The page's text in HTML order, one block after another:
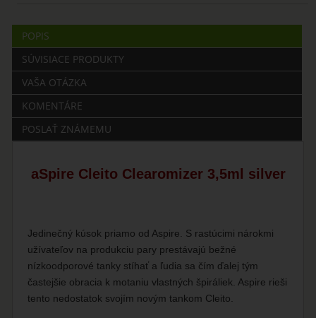
POPIS
SÚVISIACE PRODUKTY
VAŠA OTÁZKA
KOMENTÁRE
POSLAŤ ZNÁMEMU
aSpire Cleito Clearomizer 3,5ml silver
Jedinečný kúsok priamo od Aspire. S rastúcimi nárokmi
užívateľov na produkciu pary prestávajú bežné
nízkoodporové tanky stíhať a ľudia sa čím ďalej tým
častejšie obracia k motaniu vlastných špiráliek. Aspire rieši
tento nedostatok svojím novým tankom Cleito.